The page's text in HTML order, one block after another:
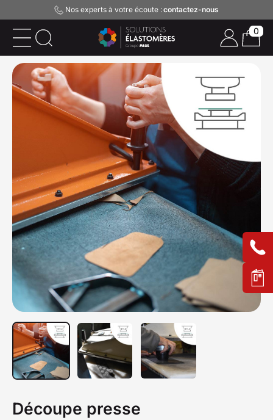
Nos experts à votre écoute :contactez-nous
Découpe presse
0